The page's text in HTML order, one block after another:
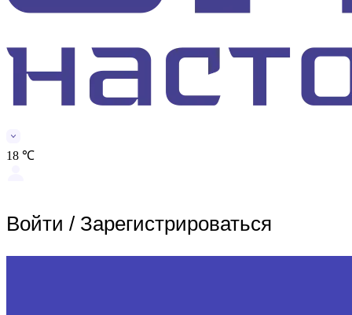
18 ℃
Войти / Зарегистрироваться